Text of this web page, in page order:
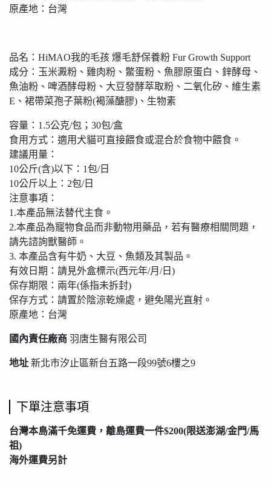
原產地：台灣
品名：HiMAO我的毛孩 爆毛舒保養粉 Fur Growth Support
成分：玉米澱粉、雞肉粉、鱉蛋粉、魚膠原蛋白、鋅酵母、
魚油粉、啤酒酵母粉、大豆發酵萃取粉、二氧化矽、維生素
E、裙帶菜孢子葉粉(褐藻醣膠)、生物素
容量：1.5公克/包；30包/盒
食用方式：適用犬貓可直接餵食或混合於食物中餵食。
建議用量：
10公斤(含)以下：1包/日
10公斤以上：2包/日
注意事項：
1.本產品無法替代主食。
2.本產品為寵物食品而非動物用藥品，若有醫療相關問題，
請先諮詢獸醫師。
3. 本產品含有牛奶、大豆、魚類及其製品。
有效日期：請見外盒標示(西元年/月/日)
保存期限：兩年(係指未拆封)
保存方式：請置於陰涼乾燥處，避免陽光直射。
原產地：台灣
國內責任廠商 羽唐生醫有限公司
地址 新北市汐止區新台五路一段99號6樓之9
下單注意事項
台灣本島滿千免運費，離島運費一件$200(限送澎湖/金門/馬
祖)
海外運費另計